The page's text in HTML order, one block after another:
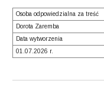
Osoba odpowiedzialna za treść
Dorota Zaremba
Data wytworzenia
01.07.2026 r.